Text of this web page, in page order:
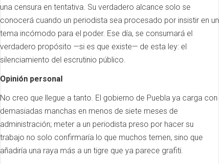
una censura en tentativa. Su verdadero alcance solo se
conocerá cuando un periodista sea procesado por insistir en un
tema incómodo para el poder. Ese día, se consumará el
verdadero propósito —si es que existe— de esta ley: el
silenciamiento del escrutinio público.
Opinión personal
No creo que llegue a tanto. El gobierno de Puebla ya carga con
demasiadas manchas en menos de siete meses de
administración; meter a un periodista preso por hacer su
trabajo no solo confirmaría lo que muchos temen, sino que
añadiría una raya más a un tigre que ya parece grafiti.